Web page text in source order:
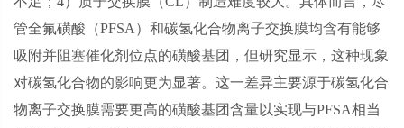
管全氟磺酸（PFSA ）和碳氢化合物离子交换膜均含有能够
吸附并阻塞催化剂位点的磺酸基团，但研究显示，这种现象
对碳氢化合物的影响更为显著。这一差异主要源于碳氢化合
物离子交换膜需要更高的磺酸基团含量以实现与PFSA相当